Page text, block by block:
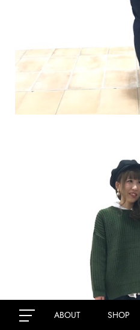
ABOUT SHOP